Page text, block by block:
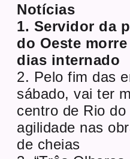
Notícias
1. Servidor da
do Oeste
dias internado
2. Pelo fim das
sábado, vai ter
centro de Rio
agilidade nas
de cheias